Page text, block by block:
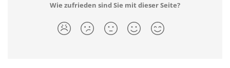
Wie zufrieden sind Sie mit dieser Seite?